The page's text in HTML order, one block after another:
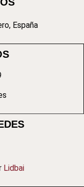
España
Lidbai